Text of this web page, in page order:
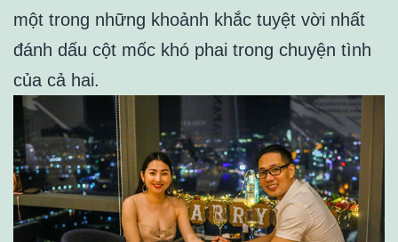
một trong những khoảnh khắc tuyệt vời nhất
đánh dấu cột mốc khó phai trong chuyện tình
của cả hai.